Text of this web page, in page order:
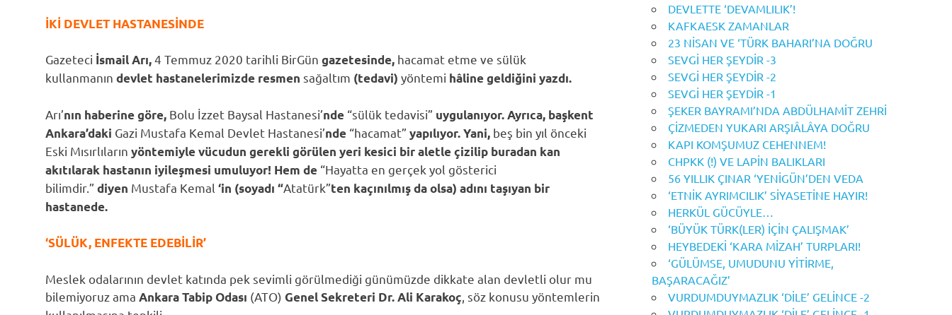
İKİ DEVLET HASTANESİNDE
Gazeteci İsmail Arı,4 Temmuz 2020 tarihli BirGün gazetesinde, hacamat etme ve sülük
kullanmanın devlet hastanelerimizde resmen sağaltım (tedavi) yöntemi hâline geldiğini yazdı.
Arı’nın haberine göre, Bolu İzzet Baysal Hastanesi’nde “sülük tedavisi” uygulanıyor. Ayrıca, başkent
Ankara’daki Gazi Mustafa Kemal Devlet Hastanesi’nde “hacamat” yapılıyor. Yani, beş bin yıl önceki
Eski Mısırlıların yöntemiyle vücudun gerekli görülen yeri kesici bir aletle çizilip buradan kan
akıtılarak hastanın iyileşmesi umuluyor! Hem de “Hayatta en gerçek yol gösterici
bilimdir.” diyen Mustafa Kemal ‘in (soyadı “Atatürk”ten kaçınılmış da olsa) adını taşıyan bir
hastanede.
‘SÜLÜK, ENFEKTE EDEBİLİR’
Meslek odalarının devlet katında pek sevimli görülmediği günümüzde dikkate alan devletli olur mu
bilemiyoruz ama Ankara Tabip Odası (ATO) Genel Sekreteri Dr. Ali Karakoç , söz konusu yöntemlerin
DEVLETTE ‘DEVAMLILIK’!
KAFKAESK ZAMANLAR
23 NİSAN VE ‘TÜRK BAHARI’NA DOĞRU
SEVGİ HER ŞEYDİR -3
SEVGİ HER ŞEYDİR -2
SEVGİ HER ŞEYDİR -1
ŞEKER BAYRAMI’NDA ABDÜLHAMİT ZEHRİ
ÇİZMEDEN YUKARI ARŞIÂLÂYA DOĞRU
KAPI KOMŞUMUZ CEHENNEM!
CHPKK (!) VE LAPİN BALIKLARI
56 YILLIK ÇINAR ‘YENİGÜN’DEN VEDA
‘ETNİK AYRIMCILIK’ SİYASETİNE HAYIR!
HERKÜL GÜCÜYLE…
‘BÜYÜK TÜRK(LER) İÇİN ÇALIŞMAK’
HEYBEDEKİ ‘KARA MİZAH’ TURPLARI!
‘GÜLÜMSE, UMUDUNU YİTİRME,
BAŞARACAĞIZ’
VURDUMDUYMAZLIK ‘DİLE’ GELİNCE -2